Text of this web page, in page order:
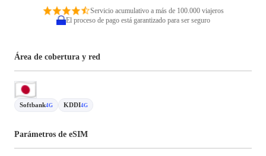
Servicio acumulativo a más de 100.000 viajeros
El proceso de pago está garantizado para ser seguro
Área de cobertura y red
Softbank4G KDDI4G
Parámetros de eSIM